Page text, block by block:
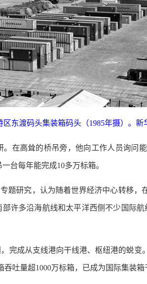
区东渡码头集装箱码头（1985年摄）。新
高耸的桥吊旁，他向工作人员询问
台每年能完成10多万标箱。
研究，认为随着世界经济中心转移，
许多沿海航线和太平洋西侧不少国际
成从支线港向干线港、枢纽港的蜕变
吐量超1000万标箱，已成为国际集装箱